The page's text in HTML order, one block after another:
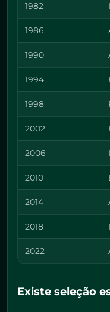
1982
1986
1990
1994
1998
2002
2006
2010
2014
2018
2022
Existe seleção